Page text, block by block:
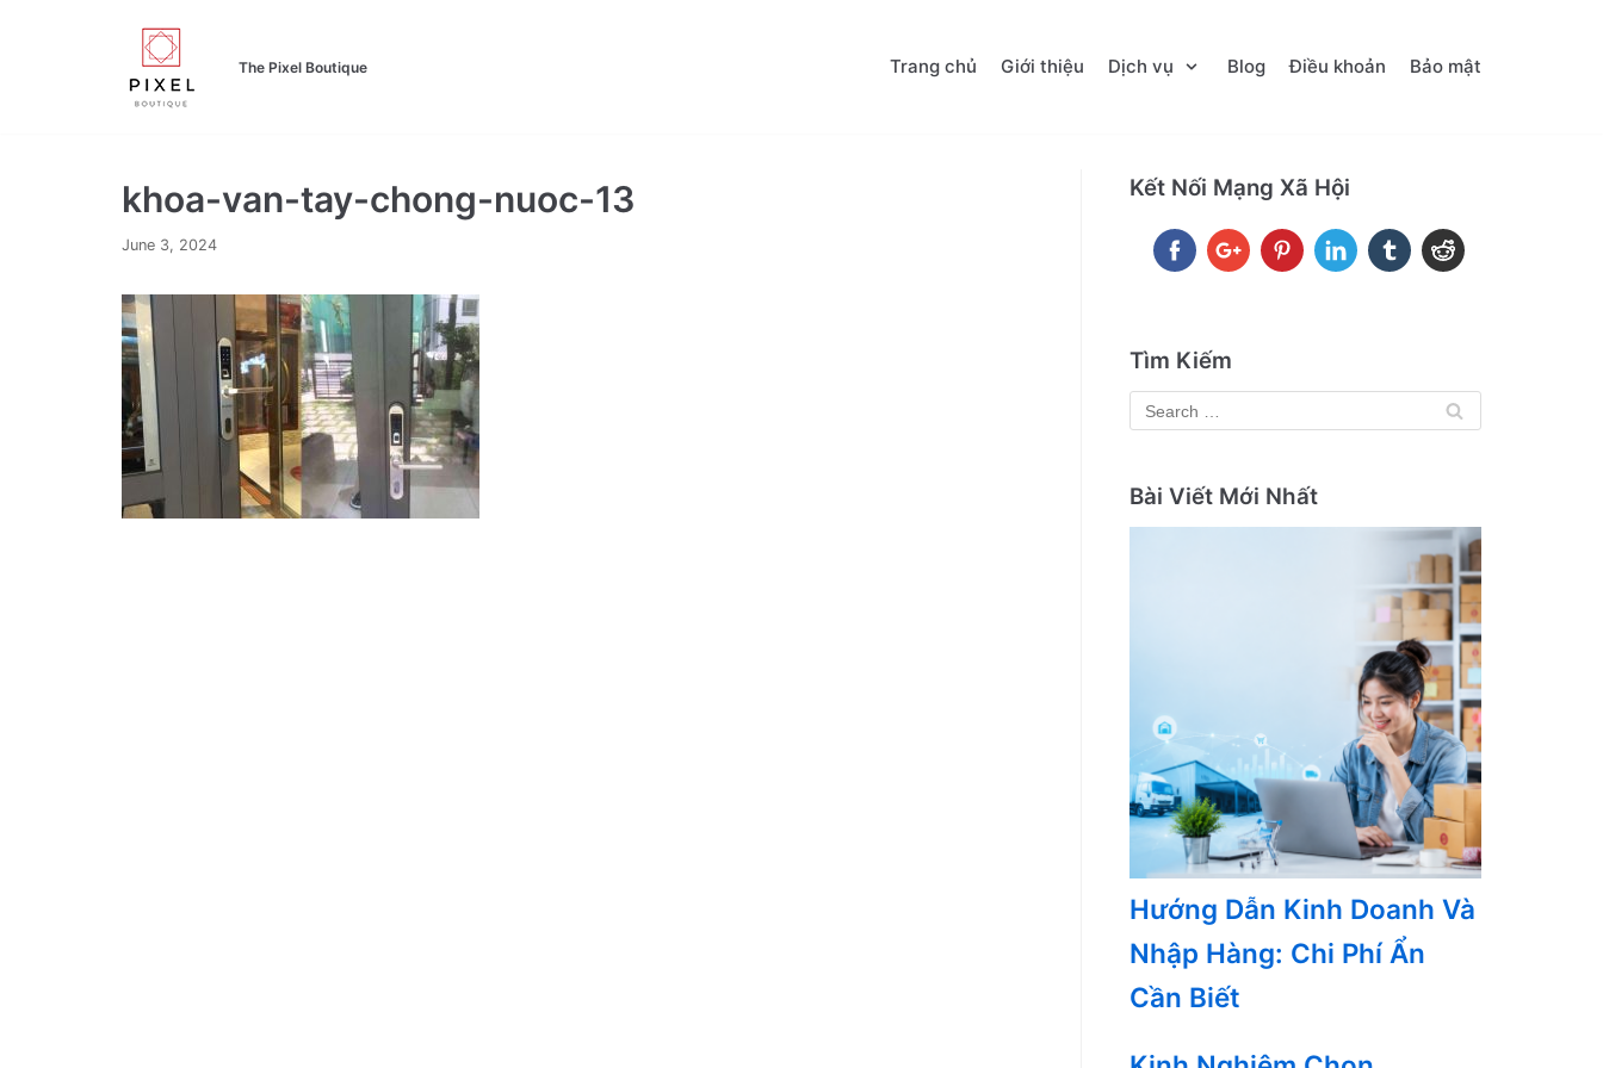
The Pixel Boutique Trang chủ Giới thiệu Dịch vụ Blog Điều khoản Bảo mật
khoa-van-tay-chong-nuoc-13
June 3, 2024
Kết Nối Mạng Xã Hội
Tìm Kiếm
Bài Viết Mới Nhất
Hướng Dẫn Kinh Doanh Và
Nhập Hàng: Chi Phí Ẩn
Cần Biết